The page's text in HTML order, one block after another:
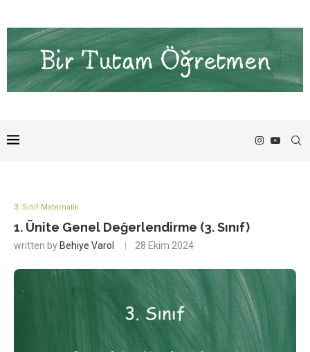
3. Sınıf Matematik
1. Ünite Genel Değerlendirme (3. Sınıf)
written by Behiye Varol 28 Ekim 2024